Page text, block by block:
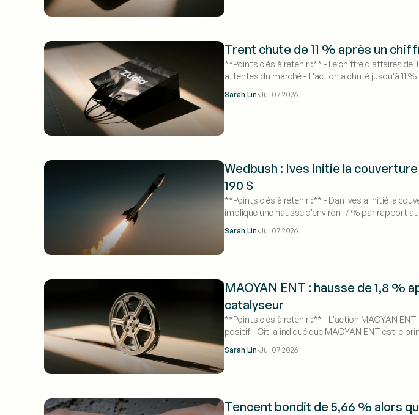
Trent chute de 11 % après un
**Points clés à retenir :** - Le chiffre d'affaires de
attentes du marché - L'action a chuté jusqu'à 11
Sarah Lin·Jul 07 2026
Wedbush : Ives initie la
190 $
**Points clés à retenir :** - Dan Ives a initié la
implique une hausse d'environ 17 % par rapport
Sarah Lin·Jul 07 2026
MAOYAN ENT : hausse de 1,8 %
catalyseur
**Points clés à retenir :** - L'action MAOYAN
positif - Citi a indiqué que MAOYAN ENT est le
MAOYAN ENT
Sarah Lin·Jul 07 2026
Tencent bondit de 5,66 % alors